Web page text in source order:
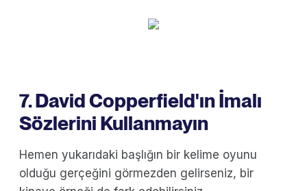
7. David Copperfield'ın İmalı
Sözlerini Kullanmayın
Hemen yukarıdaki başlığın bir kelime oyunu
olduğu gerçeğini görmezden gelirseniz, bir